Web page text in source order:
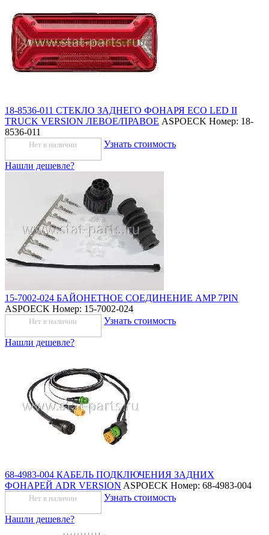
18-8536-011 СТЕКЛО ЗАДНЕГО ФОНАРЯ ECO LED II
TRUCK VERSION ЛЕВОЕ/ПРАВОЕ ASPOECK Номер: 18-
8536-011
Нет в наличии Узнать стоимость
Нашли дешевле?
15-7002-024 БАЙОНЕТНОЕ СОЕДИНЕНИЕ AMP 7PIN
ASPOECK Номер: 15-7002-024
Нет в наличии Узнать стоимость
Нашли дешевле?
68-4983-004 КАБЕЛЬ ПОДКЛЮЧЕНИЯ ЗАДНИХ
ФОНАРЕЙ ADR VERSION ASPOECK Номер: 68-4983-004
Нет в наличии Узнать стоимость
Нашли дешевле?